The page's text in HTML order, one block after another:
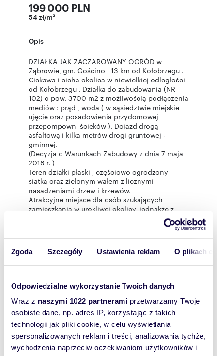
Zgoda Szczegóły Ustawienia reklam O plikach
Odpowiedzialne wykorzystanie Twoich danych
Wraz z naszymi 1022 partnerami przetwarzamy Twoje
osobiste dane, np. adres IP, korzystając z takich
technologii jak pliki cookie, w celu wyświetlania
spersonalizowanych reklam i treści, analizowania tychże,
wychodzenia naprzeciw oczekiwaniom użytkowników i
199 000 PLN
54 zł/m2
Opis
DZIAŁKA JAK ZACZAROWANY OGRÓD w
Ząbrowie, gm. Gościno , 13 km od Kołobrzegu .
Ciekawa i cicha okolica w niewielkiej odległości
od Kołobrzegu . Działka do zabudowania (NR
102) o pow. 3700 m2 z możliwością podłączenia
mediów : prąd , woda ( w sąsiedztwie miejskie
ujęcie oraz posadowienia przydomowej
przepompowni ścieków ). Dojazd drogą
asfaltową i kilka metrów drogi gruntowej -
gminnej.
(Decyzja o Warunkach Zabudowy z dnia 7 maja
2018 r. )
Teren działki płaski , częściowo ogrodzony
siatką oraz zielonym wałem z licznymi
nasadzeniami drzew i krzewów.
Atrakcyjne miejsce dla osób szukających
zamieszkania w urokliwej okolicy, jednakże z
Działka na GeoPortal-u nr 102.
na sprzedaż
Powierzchni
a całkowita:
3 700 m
Lokalizacja:
województwo:
zachodniopomorskiepowiat:
kołobrzeskigmina:Gościno